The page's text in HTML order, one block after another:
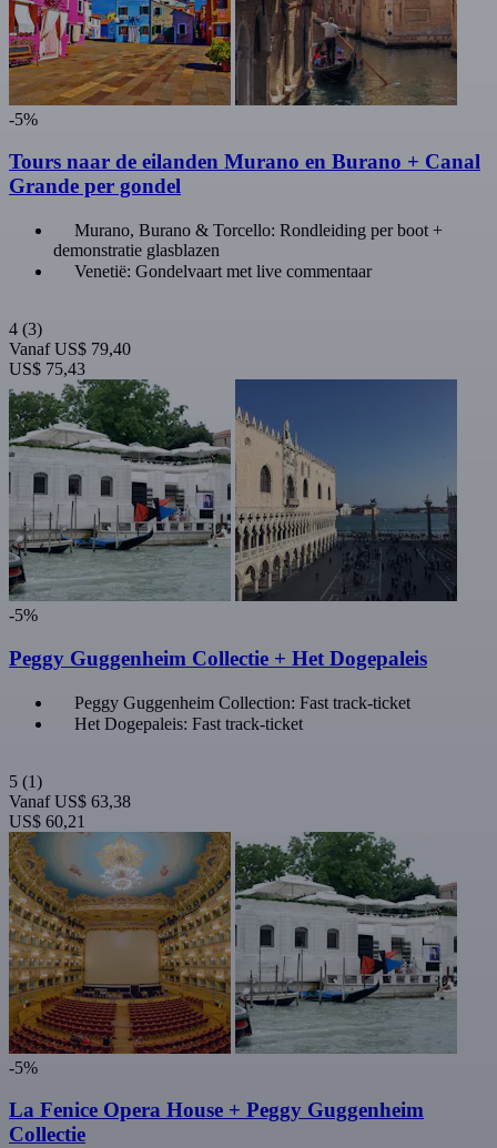
-5%
Tours naar de eilanden Murano en Burano + Canal
Grande per gondel
Murano, Burano & Torcello: Rondleiding per boot +
demonstratie glasblazen
Venetië: Gondelvaart met live commentaar
4 (3)
Vanaf US$ 79,40
US$ 75,43
-5%
Peggy Guggenheim Collectie + Het Dogepaleis
Peggy Guggenheim Collection: Fast track-ticket
Het Dogepaleis: Fast track-ticket
5 (1)
Vanaf US$ 63,38
US$ 60,21
-5%
La Fenice Opera House + Peggy Guggenheim
Collectie